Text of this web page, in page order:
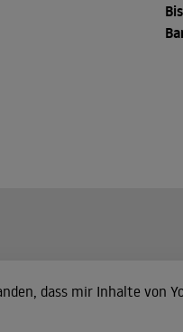
dass mir Inhalte von